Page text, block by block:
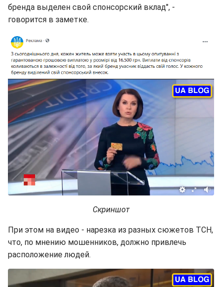
бренда выделен свой спонсорский вклад", -
говорится в заметке.
Скриншот
При этом на видео - нарезка из разных сюжетов ТСН,
что, по мнению мошенников, должно привлечь
расположение людей.